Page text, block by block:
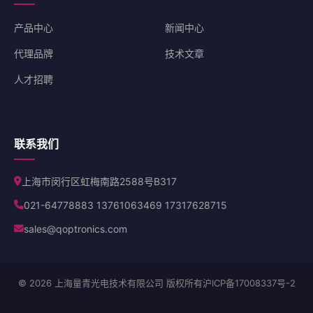
产品中心 新闻中心
代理品牌 技术文章
人才招聘
联系我们
上海市闵行区虹梅南路2588号B317
021-64778883 13761063469 17317628715
sales@qoptronics.com
© 2026 上海量青光电技术有限公司 版权所有沪ICP备17008337号-2